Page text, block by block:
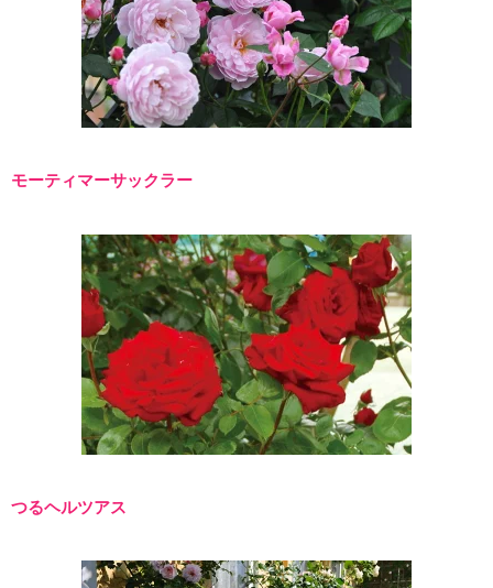
モーティマーサックラー
つるヘルツアス